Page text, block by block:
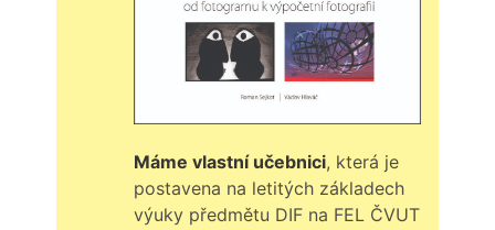
Máme vlastní učebnici, která je
postavena na letitých základech
výuky předmětu DIF na FEL ČVUT